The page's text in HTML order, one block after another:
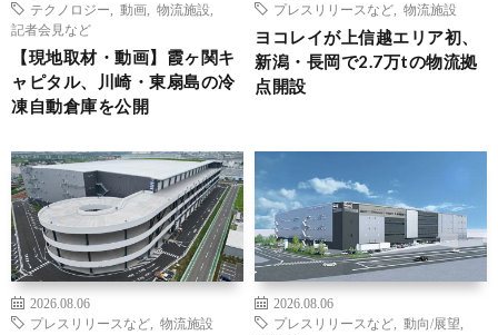
テクノロジー
動画 物流施設
記者会見など
【現地取材・動画】霞ヶ関キ
ャピタル、川崎・東扇島の冷
凍自動倉庫を公開
プレスリリースなど
物流施設
ヨコレイが上信越エリア初、
新潟・長岡で2.7万tの物流拠
点開設
2026.08.06
プレスリリースなど
物流施設
2026.08.06
プレスリリースなど
動向/展望